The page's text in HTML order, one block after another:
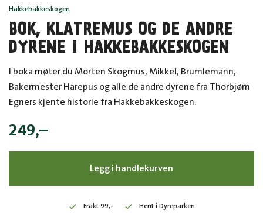
Hakkebakkeskogen
BOK, KLATREMUS OG DE ANDRE
DYRENE I HAKKEBAKKESKOGEN
I boka møter du Morten Skogmus, Mikkel, Brumlemann,
Bakermester Harepus og alle de andre dyrene fra Thorbjørn
Egners kjente historie fra Hakkebakkeskogen.
249,–
Legg i handlekurven
Frakt 99,- Hent i Dyreparken